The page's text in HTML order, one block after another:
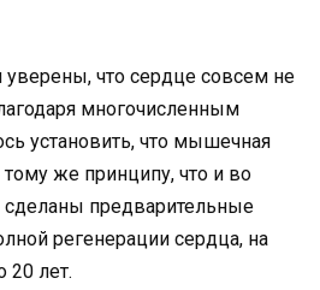
что сердце совсем не
многочисленным
установить, что мышечная
тому же принципу, что и во
предварительные
регенерации сердца, на
20 лет.